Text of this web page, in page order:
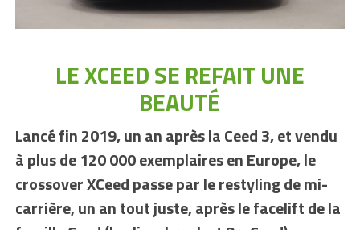
LE XCEED SE REFAIT UNE
BEAUTÉ
Lancé fin 2019, un an après la Ceed 3, et vendu
à plus de 120 000 exemplaires en Europe, le
crossover XCeed passe par le restyling de mi-
carrière, un an tout juste, après le facelift de la